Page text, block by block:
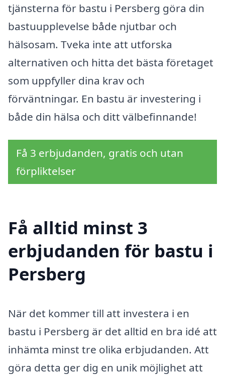
tjänsterna för bastu i Persberg göra din
bastuupplevelse både njutbar och
hälsosam. Tveka inte att utforska
alternativen och hitta det bästa företaget
som uppfyller dina krav och
förväntningar. En bastu är investering i
både din hälsa och ditt välbefinnande!
Få 3 erbjudanden, gratis och utan
förpliktelser
Få alltid minst 3
erbjudanden för bastu i
Persberg
När det kommer till att investera i en
bastu i Persberg är det alltid en bra idé att
inhämta minst tre olika erbjudanden. Att
göra detta ger dig en unik möjlighet att